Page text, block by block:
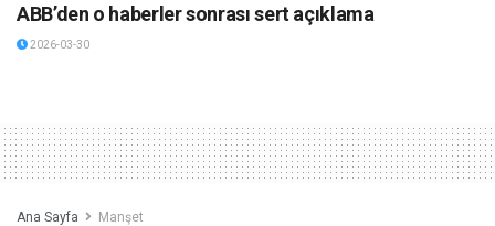
ABB’den o haberler sonrası sert açıklama
2026-03-30
Ana Sayfa Manşet